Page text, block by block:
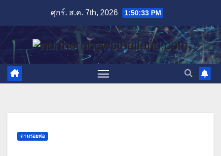
content
ศุกร์. ส.ค. 7th, 2026 1:50:34 PM
ตามรอยพ่อ